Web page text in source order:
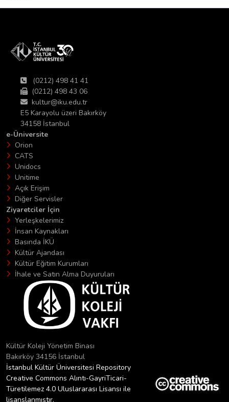
(0212) 498 41 41
(0212) 498 43 06
kultur@iku.edu.tr
E5 Karayolu üzeri Bakırköy
34158 İstanbul
e-Üniversite
Orion
CATS
Unidocs
Unitime
Açık Erişim
Diğer Servisler
Ziyaretciler İçin
Yerleşkelerimiz
İnsan Kaynakları
Basında İKÜ
Kültür Ajandası
Kültür Eğitim Kurumları
İhale ve Satın Alma Duyuruları
Kültür Koleji Yönetim Binası
Bakırköy 34156 İstanbul
İstanbul Kültür Üniversitesi Repository
Creative Commons Alıntı-GayriTicari-
Türetilemez 4.0 Uluslararası Lisansı ile
lisanslanmıştır.